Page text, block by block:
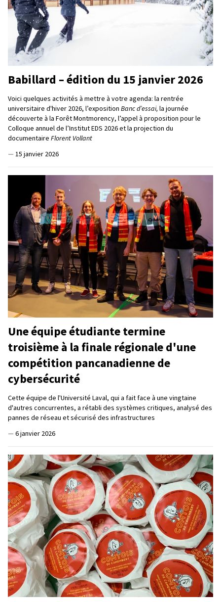
Babillard – édition du 15 janvier 2026
Voici quelques activités à mettre à votre agenda: la rentrée
universitaire d'hiver 2026, l’exposition Banc d’essai, la journée
découverte à la Forêt Montmorency, l’appel à proposition pour le
Colloque annuel de l’Institut EDS 2026 et la projection du
documentaire Florent Vollant
— 15 janvier 2026
Une équipe étudiante termine
troisième à la finale régionale d'une
compétition pancanadienne de
cybersécurité
Cette équipe de l'Université Laval, qui a fait face à une vingtaine
d'autres concurrentes, a rétabli des systèmes critiques, analysé des
pannes de réseau et sécurisé des infrastructures
— 6 janvier 2026